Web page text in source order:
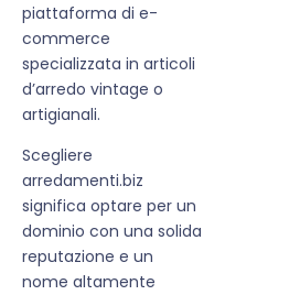
piattaforma di e-
commerce
specializzata in articoli
d’arredo vintage o
artigianali.
Scegliere
arredamenti.biz
significa optare per un
dominio con una solida
reputazione e un
nome altamente